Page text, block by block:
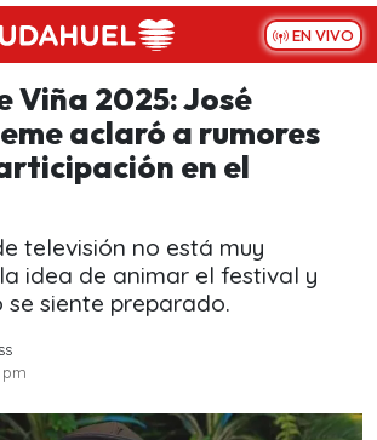
EN VIVO
Viña 2025: José
aclaró a rumores
en el
televisión no está muy
idea de animar el festival y
se siente preparado.
pm